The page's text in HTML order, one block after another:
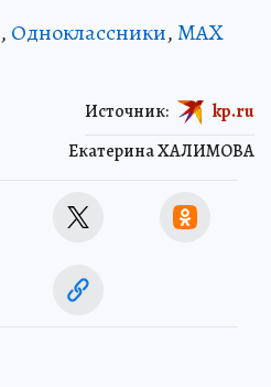
, Одноклассники,MAX
Екатерина ХАЛИМОВА
Источник: kp.ru